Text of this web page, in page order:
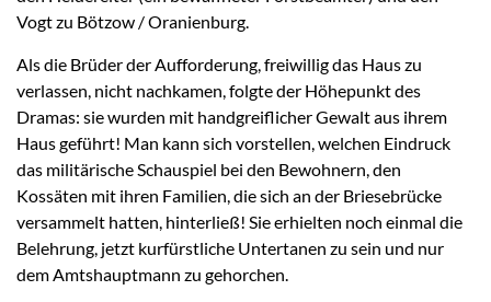
Vogt zu Bötzow / Oranienburg.
Als die Brüder der Aufforderung, freiwillig das Haus zu
verlassen, nicht nachkamen, folgte der Höhepunkt des
Dramas: sie wurden mit handgreiflicher Gewalt aus ihrem
Haus geführt! Man kann sich vorstellen, welchen Eindruck
das militärische Schauspiel bei den Bewohnern, den
Kossäten mit ihren Familien, die sich an der Briesebrücke
versammelt hatten, hinterließ! Sie erhielten noch einmal die
Belehrung, jetzt kurfürstliche Untertanen zu sein und nur
dem Amtshauptmann zu gehorchen.